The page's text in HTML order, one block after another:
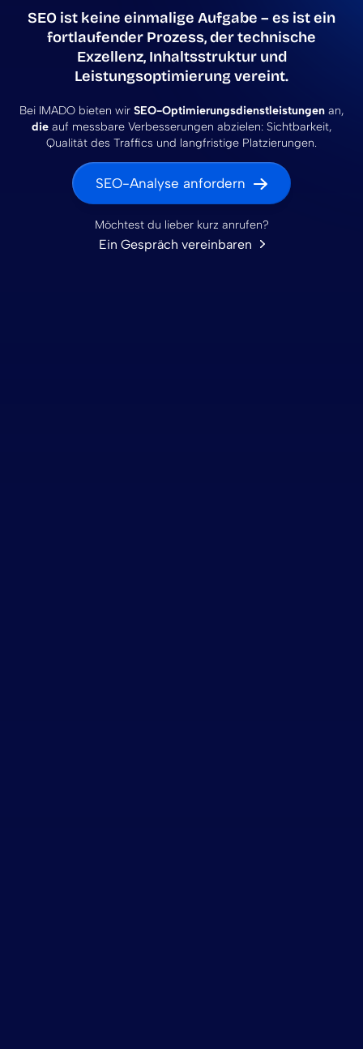
SEO ist keine einmalige Aufgabe – es ist ein
fortlaufender Prozess,dertechnische
Exzellenz, Inhaltsstruktur und
Leistungsoptimierungvereint.
Bei IMADO bieten wir SEO-Optimierungsdienstleistungenan,
dieauf messbare Verbesserungen abzielen: Sichtbarkeit,
Qualität des Traffics und langfristige Platzierungen.
SEO-Analyse anfordern
Möchtest du lieber kurz anrufen?
Ein Gespräch vereinbaren